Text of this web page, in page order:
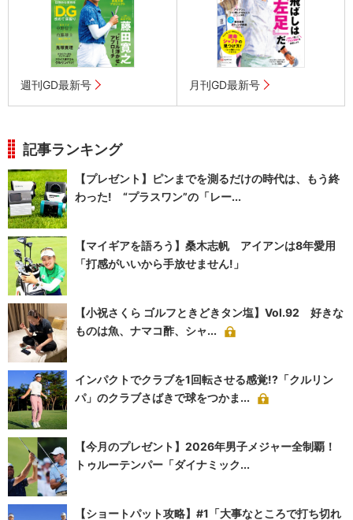
週刊GD最新号 月刊GD最新号
記事ランキング
【プレゼント】ピンまでを測るだけの時代は、もう終
わった! “プラスワン”の「レー...
【マイギアを語ろう】桑木志帆 アイアンは8年愛用
「打感がいいから手放せません!」
【小祝さくら ゴルフときどきタン塩】Vol.92 好きな
ものは魚、ナマコ酢、シャ...
インパクトでクラブを1回転させる感覚!?「クルリン
パ」のクラブさばきで球をつかま...
【今月のプレゼント】2026年男子メジャー全制覇！
トゥルーテンパー「ダイナミック...
【ショートパット攻略】#1「大事なところで打ち切れ